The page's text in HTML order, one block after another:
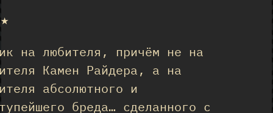
на любителя, причём не на
Камен Райдера, а на
абсолютного и
бреда… сделанного с